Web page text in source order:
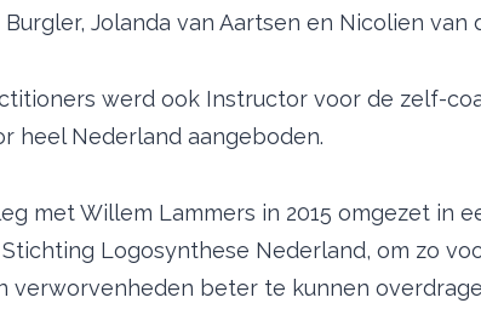
Jolanda van Aartsen en Nicolien van
werd ook Instructor voor de zelf-
heel Nederland aangeboden.
met Willem Lammers in 2015 omgezet in
Logosynthese Nederland, om zo
verworvenheden beter te kunnen